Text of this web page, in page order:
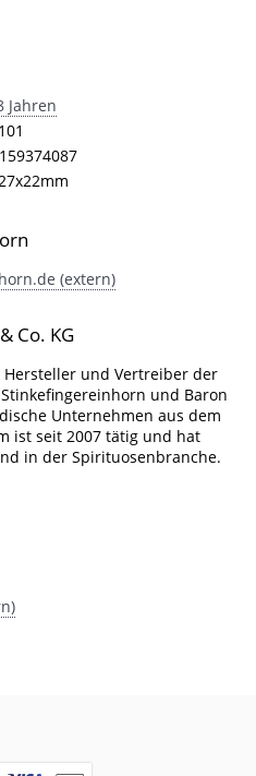
Jahren
(extern)
Co. KG
Hersteller und Vertreiber der
Stinkefingereinhorn und Baron
Unternehmen aus dem
ist seit 2007 tätig und hat
in der Spirituosenbranche.